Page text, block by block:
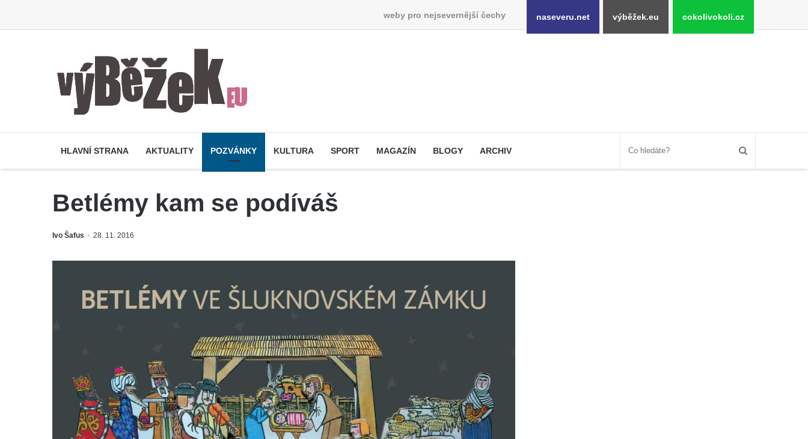
weby pro nejsevernější čechy naseveru.net výběžek.eu cokolivokoli.cz
HLAVNÍ STRANA AKTUALITY POZVÁNKY KULTURA SPORT MAGAZÍN BLOGY ARCHIV
Betlémy kam se podíváš
Ivo Šafus 28. 11. 2016